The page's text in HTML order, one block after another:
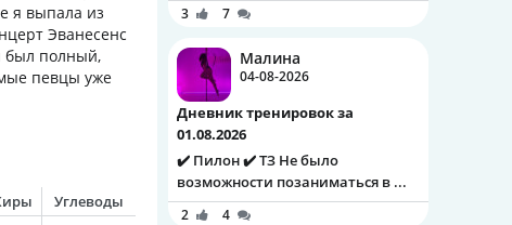
я выпала из
Эванесенс
был полный,
певцы уже
Углеводы
3 7
Малина
04-08-2026
Дневник тренировок за
01.08.2026
✔️ Пилон ✔️ ТЗ Не было
возможности позаниматься в ...
2
4